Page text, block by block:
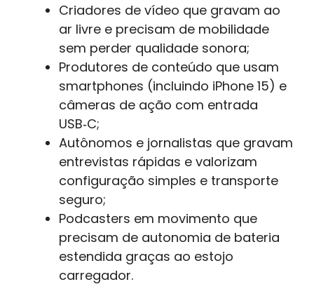
Criadores de vídeo que gravam ao
ar livre e precisam de mobilidade
sem perder qualidade sonora;
Produtores de conteúdo que usam
smartphones (incluindo iPhone 15) e
câmeras de ação com entrada
USB‑C;
Autônomos e jornalistas que gravam
entrevistas rápidas e valorizam
configuração simples e transporte
seguro;
Podcasters em movimento que
precisam de autonomia de bateria
estendida graças ao estojo
carregador.